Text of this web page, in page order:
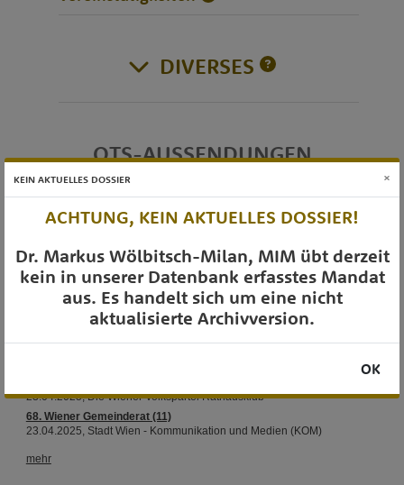
DIVERSES
OTS-AUSSENDUNGEN
KEIN AKTUELLES DOSSIER ×
ACHTUNG, KEIN AKTUELLES DOSSIER!
Dr. Markus Wölbitsch-Milan, MIM übt derzeit
kein in unserer Datenbank erfasstes Mandat
aus. Es handelt sich um eine nicht
aktualisierte Archivversion.
OK